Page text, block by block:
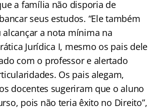
a família não disporia de
seus estudos. “Ele também
alcançar a nota mínima na
Jurídica I, mesmo os pais dele
com o professor e alertado
Os pais alegam,
docentes sugeriram que o aluno
pois não teria êxito no Direito”,